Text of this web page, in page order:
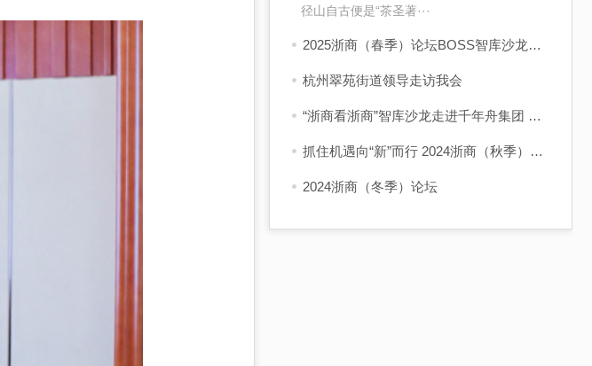
径山自古便是“茶圣著···
2025浙商（春季）论坛BOSS智库沙龙活动 “浙商看浙商”活动启动 首站走进同山醉美人酒业
杭州翠苑街道领导走访我会
“浙商看浙商”智库沙龙走进千年舟集团 共话浙商可持续增长之道
抓住机遇向“新”而行 2024浙商（秋季）论坛在杭举行
2024浙商（冬季）论坛